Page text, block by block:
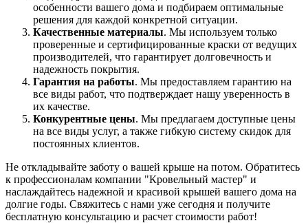
особенности вашего дома и подбираем оптимальные
решения для каждой конкретной ситуации.
Качественные материалы. Мы используем только
проверенные и сертифицированные краски от ведущих
производителей, что гарантирует долговечность и
надежность покрытия.
Гарантия на работы. Мы предоставляем гарантию на
все виды работ, что подтверждает нашу уверенность в
их качестве.
Конкурентные цены. Мы предлагаем доступные цены
на все виды услуг, а также гибкую систему скидок для
постоянных клиентов.
Не откладывайте заботу о вашей крыше на потом. Обратитесь
к профессионалам компании "Кровельный мастер" и
наслаждайтесь надежной и красивой крышей вашего дома на
долгие годы. Свяжитесь с нами уже сегодня и получите
бесплатную консультацию и расчет стоимости работ!